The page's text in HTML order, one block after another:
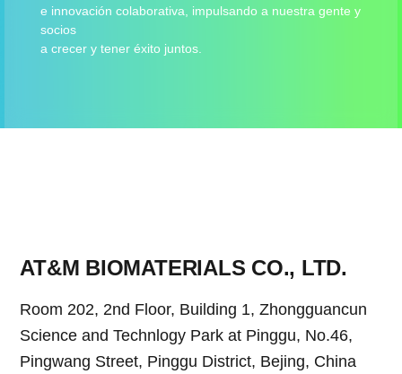
e innovación colaborativa, impulsando a nuestra gente y
socios
a crecer y tener éxito juntos.
AT&M BIOMATERIALS CO., LTD.
Room 202, 2nd Floor, Building 1, Zhongguancun
Science and Technlogy Park at Pinggu, No.46,
Pingwang Street, Pinggu District, Bejing, China